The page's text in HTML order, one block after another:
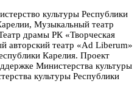
культуры Республики
Музыкальный театр
драмы РК «Творческая
авторский театр «Ad Liberum»
Карелия. Проект
Министерства культуры
культуры Республики